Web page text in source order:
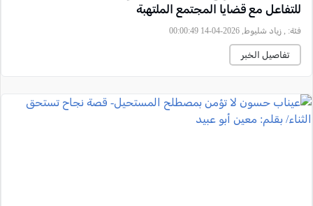
للتفاعل مع قضايا المجتمع الملتهبة
فئة: , زياد شليوط, 2026-04-14 00:00:49
تفاصيل الخبر